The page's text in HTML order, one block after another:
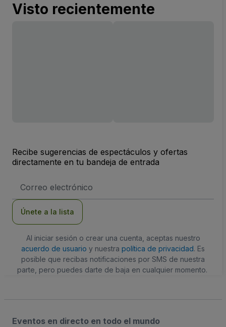
Visto recientemente
Recibe sugerencias de espectáculos y ofertas
directamente en tu bandeja de entrada
de
Únete a la lista
Al iniciar sesión o crear una cuenta, aceptas nuestro
acuerdo de usuario y nuestra política de privacidad. Es
posible que recibas notificaciones por SMS de nuestra
parte, pero puedes darte de baja en cualquier momento.
Eventos en directo en todo el mundo